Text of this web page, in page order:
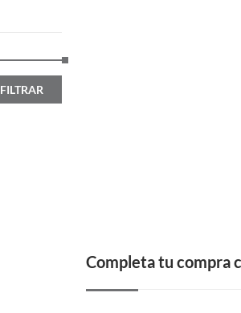
FILTRAR
Completa tu compra